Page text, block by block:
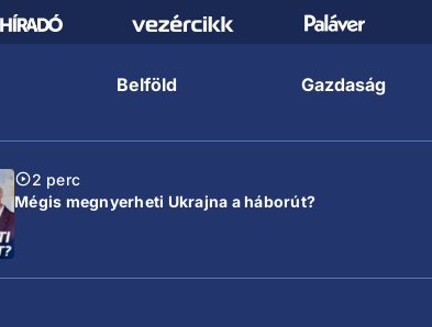
Belföld Gazdaság
2 perc
Mégis megnyerheti Ukrajna a háborút?